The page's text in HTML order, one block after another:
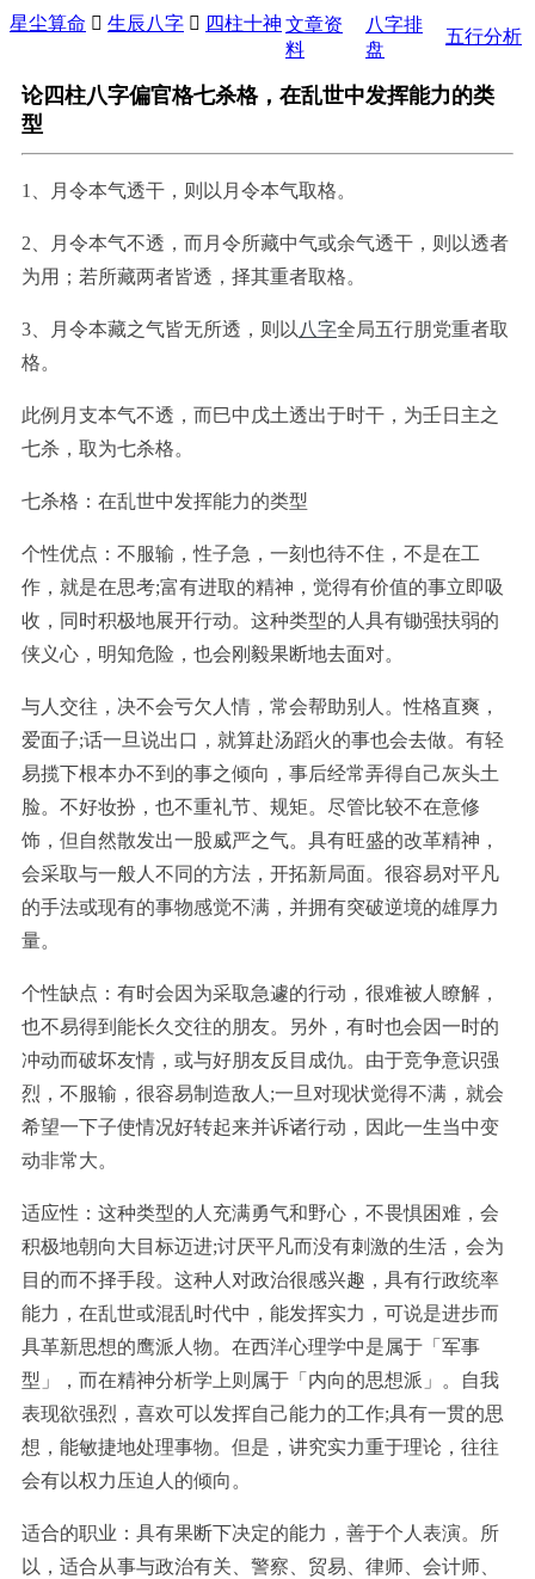
星尘算命  生辰八字  四柱十神 文章资
料
八字排
盘
五行分析
论四柱八字偏官格七杀格，在乱世中发挥能力的类
型
1、月令本气透干，则以月令本气取格。
2、月令本气不透，而月令所藏中气或余气透干，则以透者
为用；若所藏两者皆透，择其重者取格。
3、月令本藏之气皆无所透，则以 八字全局五行朋党重者取
格。
此例月支本气不透，而巳中戊土透出于时干，为壬日主之
七杀，取为七杀格。
七杀格：在乱世中发挥能力的类型
个性优点：不服输，性子急，一刻也待不住，不是在工
作，就是在思考;富有进取的精神，觉得有价值的事立即吸
收，同时积极地展开行动。这种类型的人具有锄强扶弱的
侠义心，明知危险，也会刚毅果断地去面对。
与人交往，决不会亏欠人情，常会帮助别人。性格直爽，
爱面子;话一旦说出口，就算赴汤蹈火的事也会去做。有轻
易揽下根本办不到的事之倾向，事后经常弄得自己灰头土
脸。不好妆扮，也不重礼节、规矩。尽管比较不在意修
饰，但自然散发出一股威严之气。具有旺盛的改革精神，
会采取与一般人不同的方法，开拓新局面。很容易对平凡
的手法或现有的事物感觉不满，并拥有突破逆境的雄厚力
量。
个性缺点：有时会因为采取急遽的行动，很难被人瞭解，
也不易得到能长久交往的朋友。另外，有时也会因一时的
冲动而破坏友情，或与好朋友反目成仇。由于竞争意识强
烈，不服输，很容易制造敌人;一旦对现状觉得不满，就会
希望一下子使情况好转起来并诉诸行动，因此一生当中变
动非常大。
适应性：这种类型的人充满勇气和野心，不畏惧困难，会
积极地朝向大目标迈进;讨厌平凡而没有刺激的生活，会为
目的而不择手段。这种人对政治很感兴趣，具有行政统率
能力，在乱世或混乱时代中，能发挥实力，可说是进步而
具革新思想的鹰派人物。在西洋心理学中是属于「军事
型」，而在精神分析学上则属于「内向的思想派」。自我
表现欲强烈，喜欢可以发挥自己能力的工作;具有一贯的思
想，能敏捷地处理事物。但是，讲究实力重于理论，往往
会有以权力压迫人的倾向。
适合的职业：具有果断下决定的能力，善于个人表演。所
以，适合从事与政治有关、警察、贸易、律师、会计师、